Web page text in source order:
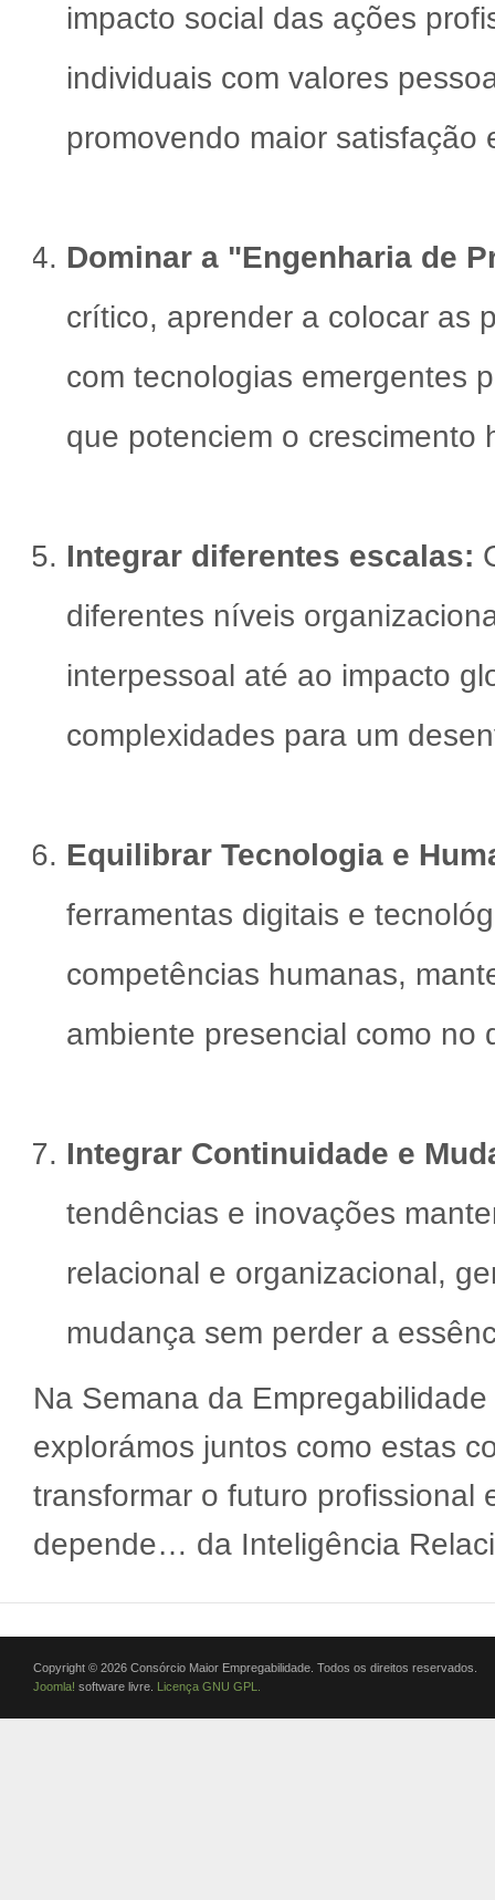
impacto social das ações
individuais com valores
promovendo maior satisfação
Dominar a "Engenharia de
crítico, aprender a colocar as
com tecnologias emergentes
que potenciem o crescimento
Integrar diferentes escalas:
diferentes níveis
interpessoal até ao impacto
complexidades para um
Equilibrar Tecnologia e
ferramentas digitais e
competências humanas,
ambiente presencial como no
Integrar Continuidade e
tendências e inovações
relacional e organizacional,
mudança sem perder a
Na Semana da
explorámos juntos como estas
transformar o futuro profissional
depende… da Inteligência
Copyright © 2026 Consórcio Maior Empregabilidade. Todos os direitos reservados.
Joomla! software livre. Licença GNU GPL.